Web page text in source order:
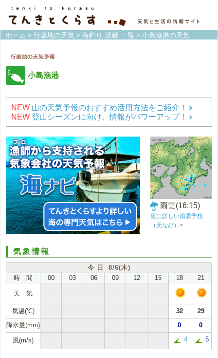
ホーム > 行楽地の天気 > 海釣り-近畿 一覧 > 小島漁港の天気
小島漁港
NEW 山の天気予報のおすすめ活用方法をご紹介！
NEW 登山シーズンに向け、情報がパワーアップ！
雨雲(16:15)
更に詳しい雨雲予想
（天なび）>
気象情報
今 日 8/6(木)
時 間
00 03 06 09 12 15 18 21
天 気
気温(℃) 32
29
降水量(mm)
0 0
風(m/s) 4 5